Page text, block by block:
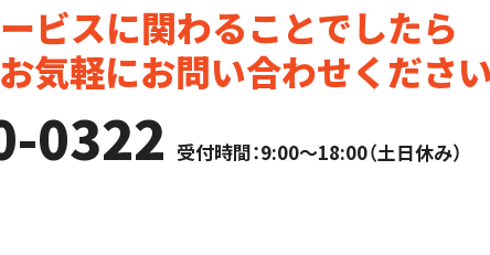
ビスに関わることでしたら
気軽にお問い合わせください
0322 受付時間：9:00～18:00（土日休み）